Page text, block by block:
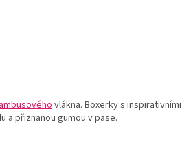
vlákna. Boxerky s inspirativními
a přiznanou gumou v pase.